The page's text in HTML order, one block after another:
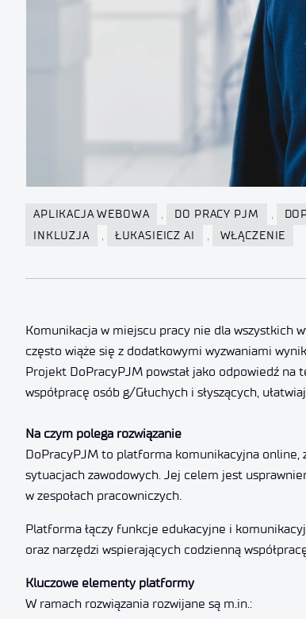
APLIKACJA WEBOWA , DO PRACY PJM ,
INKLUZJA , ŁUKASIEICZ AI , WŁĄCZENIE
Komunikacja w miejscu pracy nie dla wszystkich
często wiąże się z dodatkowymi wyzwaniami
Projekt DoPracyPJM powstał jako odpowiedź na
współpracę osób g/Głuchych i słyszących,
Na czym polega rozwiązanie
DoPracyPJM to platforma komunikacyjna online,
sytuacjach zawodowych. Jej celem jest
w zespołach pracowniczych.
Platforma łączy funkcje edukacyjne i
oraz narzędzi wspierających codzienną
Kluczowe elementy platformy
W ramach rozwiązania rozwijane są m.in.: